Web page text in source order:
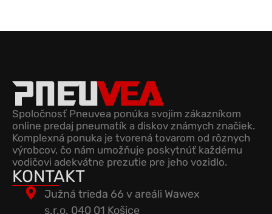
Spoločnosť Pneuvea ponúka svojim zákazníkom
online predaj pneumatík a diskov známych značiek.
Komplexná ponuka je tvorená tovarom od rôznych
výrobcov, čo nám umožňuje poskytnúť každému
vodičovi adekvátne prezutie pre jeho vozidlo.
KONTAKT
Južná trieda 66 v areáli Wawex
s.r.o. 040 01 Košice